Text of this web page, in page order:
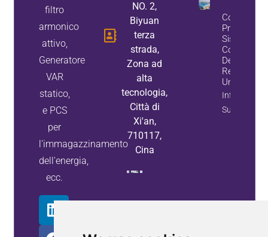
filtro
armonico
attivo,
Generatore
VAR
statico,
e PCS
per
l'immagazzinamento
dell'energia,
ecc.
NO. 2,
Biyuan
terza
strada,
Zona ad
alta
tecnologia,
Città di
Xi'an,
710117,
Cina
Come
Progettare
Sistema Di
Della
Reattiva
Una
Sulla